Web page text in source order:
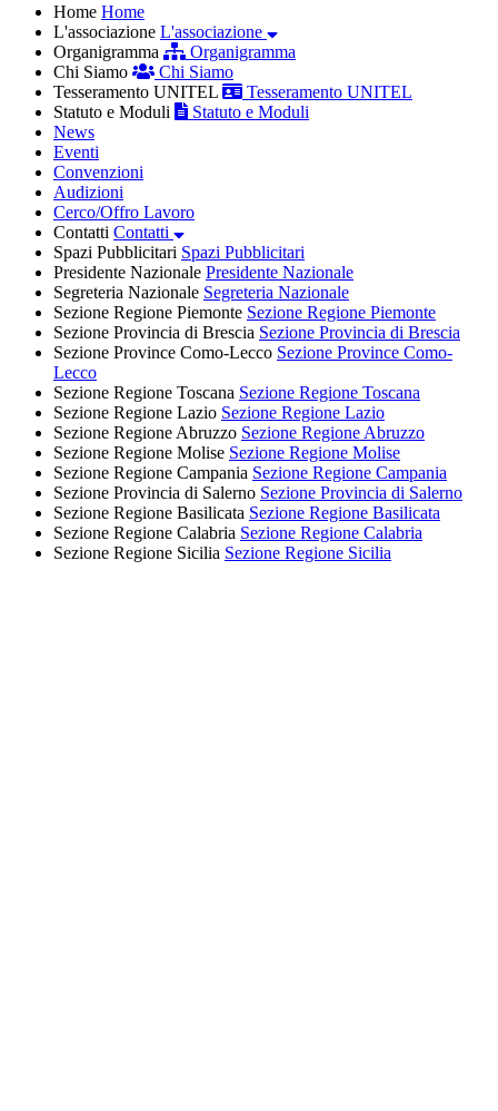
Home Home
L'associazione L'associazione
Organigramma
Organigramma
Chi Siamo
Chi Siamo
Tesseramento UNITEL
Tesseramento UNITEL
Statuto e Moduli
Statuto e Moduli
News
Eventi
Convenzioni
Audizioni
Cerco/Offro Lavoro
Contatti Contatti
Spazi Pubblicitari Spazi Pubblicitari
Presidente Nazionale Presidente Nazionale
Segreteria Nazionale Segreteria Nazionale
Sezione Regione Piemonte Sezione Regione Piemonte
Sezione Provincia di Brescia Sezione Provincia di Brescia
Sezione Province Como-Lecco Sezione Province Como-
Lecco
Sezione Regione Toscana Sezione Regione Toscana
Sezione Regione Lazio Sezione Regione Lazio
Sezione Regione Abruzzo Sezione Regione Abruzzo
Sezione Regione Molise Sezione Regione Molise
Sezione Regione Campania Sezione Regione Campania
Sezione Provincia di Salerno Sezione Provincia di Salerno
Sezione Regione Basilicata Sezione Regione Basilicata
Sezione Regione Calabria Sezione Regione Calabria
Sezione Regione Sicilia Sezione Regione Sicilia